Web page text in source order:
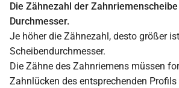
Die Zähnezahl der
Durchmesser.
Je höher die Zähnezahl, desto größer
Scheibendurchmesser.
Die Zähne des Zahnriemens müssen
Zahnlücken des entsprechenden Profils